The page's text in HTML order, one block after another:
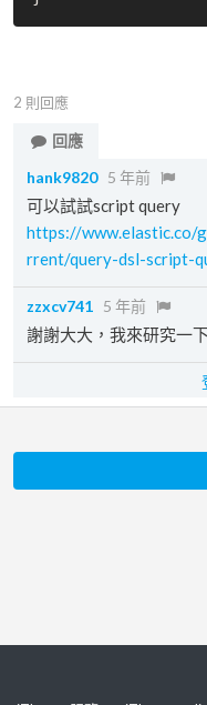
2 則回應
回應
hank9820 5 年前
可以試試script query
https://www.elastic.co/
rrent/query-dsl-script-
zzxcv741 5 年前
謝謝大大，我來研究一